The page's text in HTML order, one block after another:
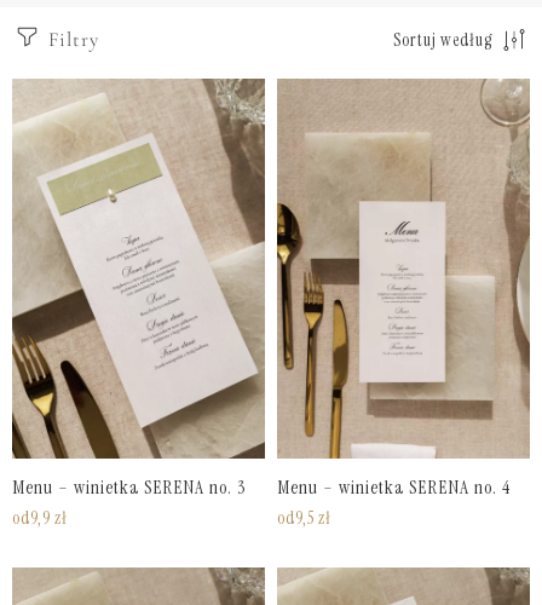
Filtry Sortuj według
Menu – winietka SERENA no. 3
od9,9 zł
Menu – winietka SERENA no. 4
od9,5 zł